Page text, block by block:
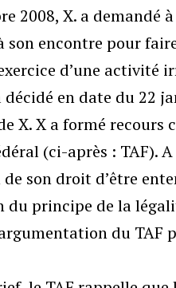
2008, X. a demandé
encontre pour
d’une activité
décidé en date du 22
X. X a formé recours
(ci-après : TAF). A
son droit d’être
principe de la
du TAF